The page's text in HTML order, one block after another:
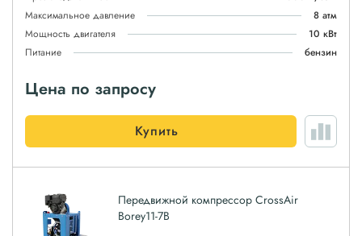
Максимальное давление
8 атм
Мощность двигателя
10 кВт
Питание
бензин
Цена по запросу
Купить
Передвижной компрессор CrossAir
Borey11-7B